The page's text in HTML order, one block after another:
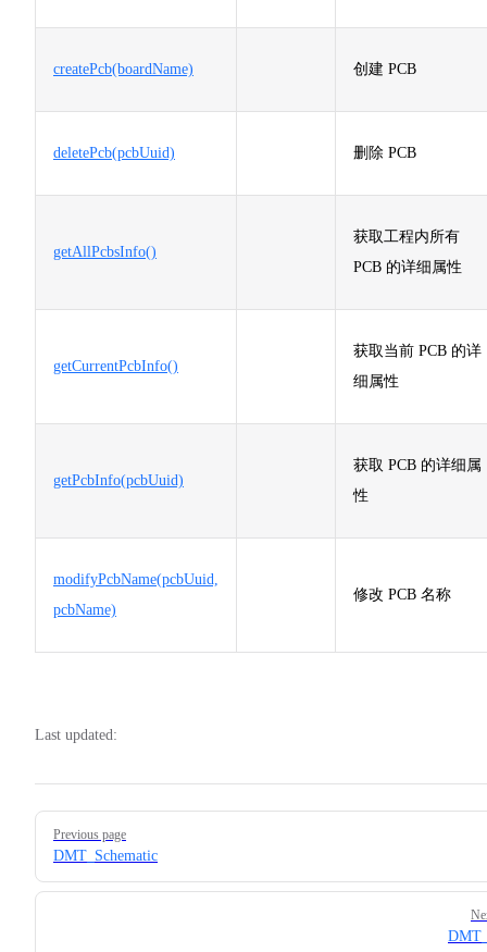
createPcb(boardName) 创建 PCB
deletePcb(pcbUuid) 删除 PCB
getAllPcbsInfo()
获取工程内所有
PCB 的详细属性
getCurrentPcbInfo()
获取当前 PCB 的详
细属性
getPcbInfo(pcbUuid)
获取 PCB 的详细属
性
modifyPcbName(pcbUuid,
pcbName)
修改 PCB 名称
Last updated:
Pager
Previous page
DMT_Schematic